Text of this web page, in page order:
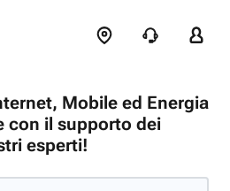
Mobile ed Energia
con il supporto dei
esperti!